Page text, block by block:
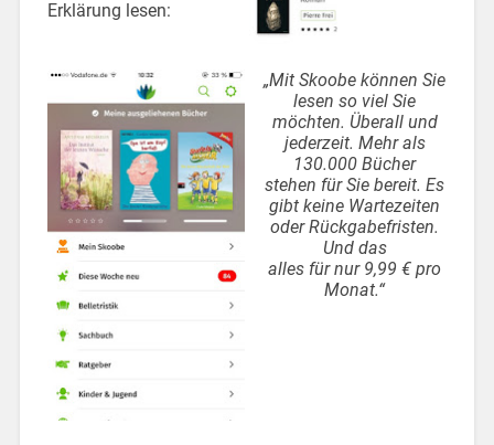
Erklärung lesen:
„Mit Skoobe können Sie
lesen so viel Sie
möchten. Überall und
jederzeit. Mehr als
130.000 Bücher
stehen für Sie bereit. Es
gibt keine Wartezeiten
oder Rückgabefristen.
Und das
alles für nur 9,99 € pro
Monat.“